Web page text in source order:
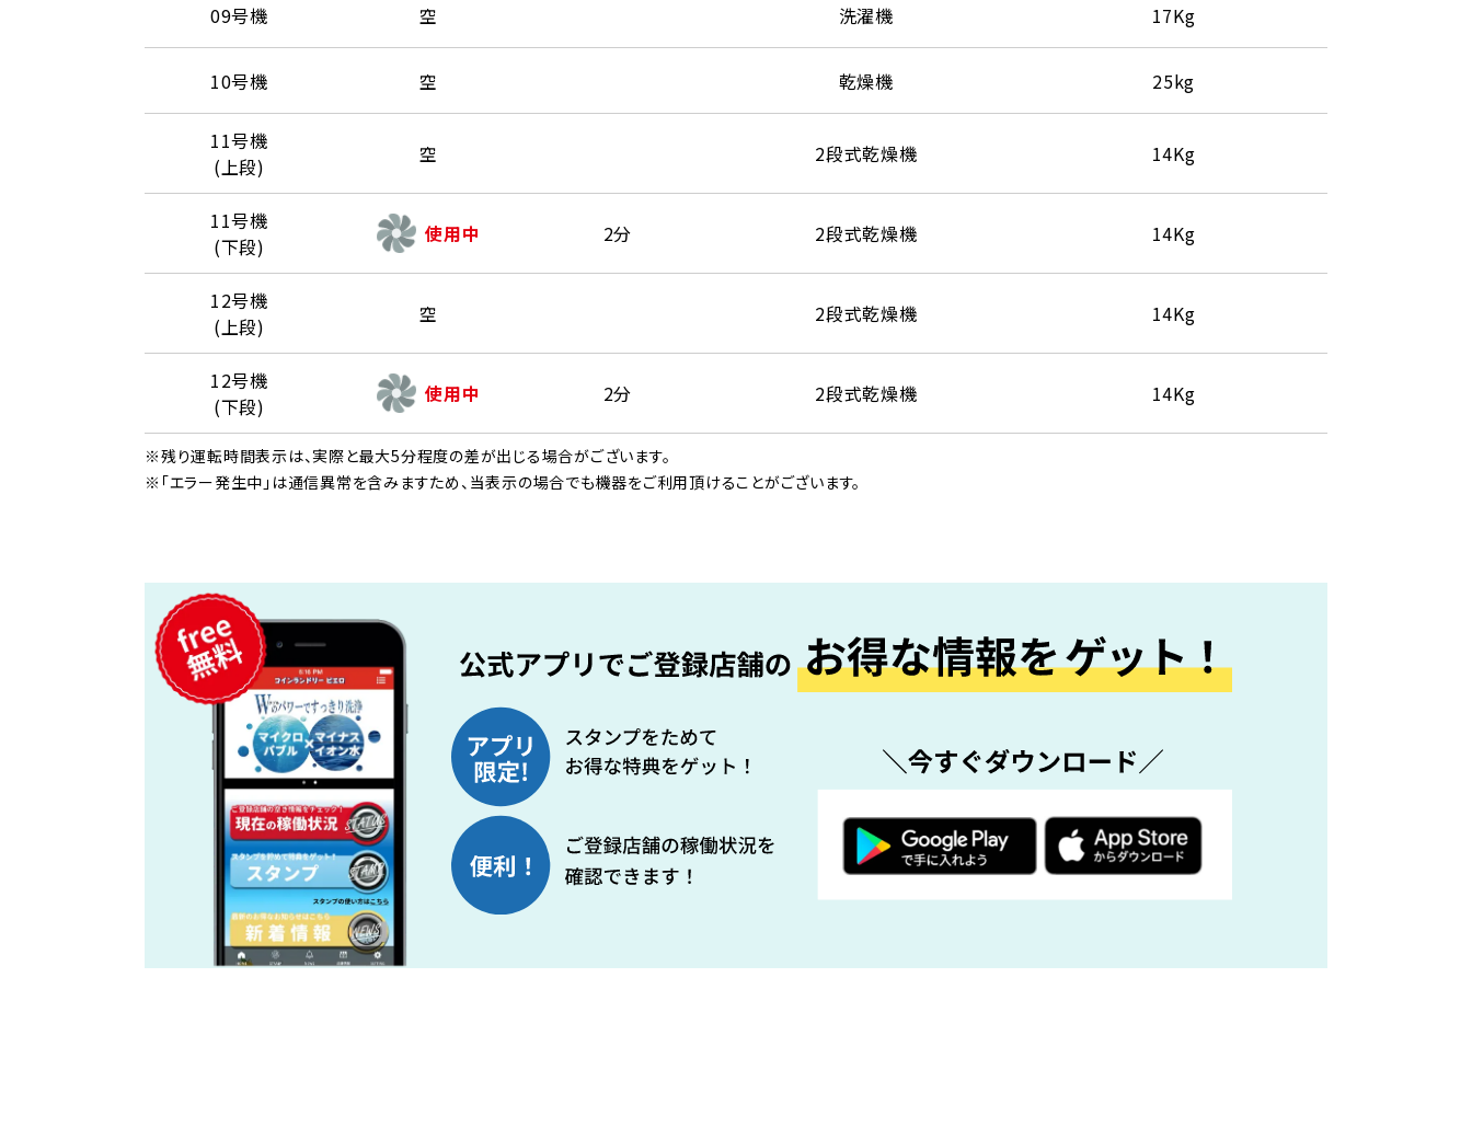
09号機 空 洗濯機 17Kg
10号機 空 乾燥機 25kg
11号機
(上段)
空 2段式乾燥機 14Kg
11号機
(下段)
使用中 2分 2段式乾燥機 14Kg
12号機
(上段)
空 2段式乾燥機 14Kg
12号機
(下段)
使用中 2分 2段式乾燥機 14Kg
※残り運転時間表示は、実際と最大5分程度の差が出じる場合がございます。
※「エラー発生中」は通信異常を含みますため、当表示の場合でも機器をご利用頂けることがございます。